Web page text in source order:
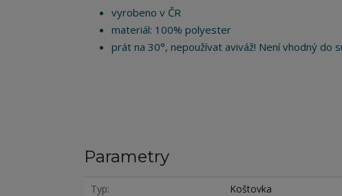
vyrobeno v ČR
materiál: 100% polyester
prát na 30°, nepoužívat aviváž! Není vhodný do
Parametry
Typ
Koštovka